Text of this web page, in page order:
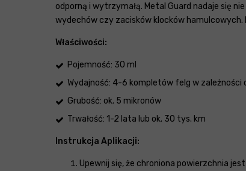
odporną i wytrzymałą. Metal Guard nadaje się
wydechów czy zacisków klocków
Właściwości:
Pojemność: 30 ml
Wydajność: 4-6 kompletów felg w zależności
Grubość: ok. 5 mikronów
Trwałość: 1-2 lata lub ok. 30 tys. km
Instrukcja Aplikacji:
Upewnij się, że chroniona powierzchnia